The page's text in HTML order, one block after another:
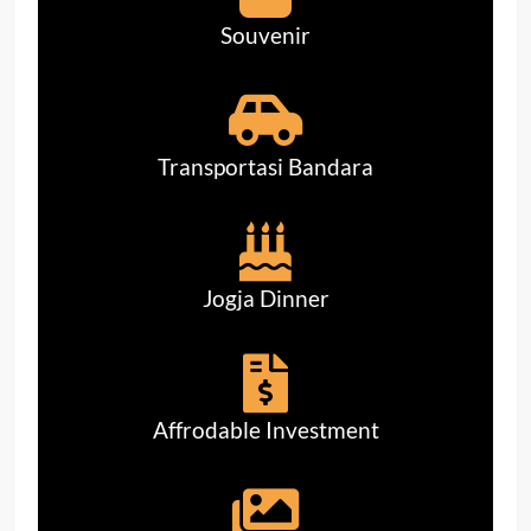
Souvenir
Transportasi Bandara
Jogja Dinner
Affrodable Investment